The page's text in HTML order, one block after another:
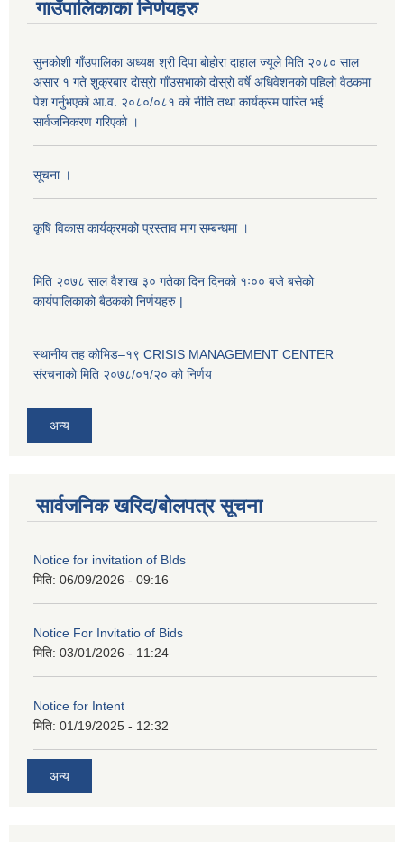
गाउँपालिकाका निर्णयहरु
सुनकाेशी गाँउपालिका अध्यक्ष श्री दिपा बाेहाेरा दाहाल ज्यूले मिति २०८० साल
असार १ गते शुक्रबार दाेस्राे गाँउसभाकाे दाेस्राे वर्षे अधिवेशनकाे पहिलाे वैठकमा
पेश गर्नुभएकाे आ.व. २०८०/०८१ काे नीति तथा कार्यक्रम पारित भई
सार्वजनिकरण गरिएकाे ।
सूचना ।
कृषि विकास कार्यक्रमको प्रस्ताव माग सम्बन्धमा ।
मिति २०७८ साल वैशाख ३० गतेका दिन दिनको १ः०० बजे बसेको
कार्यपालिकाको बैठकको निर्णयहरु |
स्थानीय तह कोभिड–१९ CRISIS MANAGEMENT CENTER
संरचनाको मिति २०७८/०१/२० को निर्णय
अन्य
सार्वजनिक खरिद/बोलपत्र सूचना
Notice for invitation of BIds
मिति: 06/09/2026 - 09:16
Notice For Invitatio of Bids
मिति: 03/01/2026 - 11:24
Notice for Intent
मिति: 01/19/2025 - 12:32
अन्य